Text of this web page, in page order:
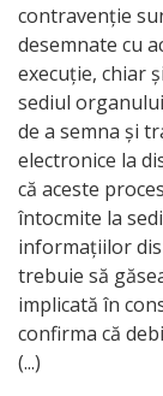
contravenție
desemnate cu
execuție, chiar
sediul
de a semna și
electronice la
că aceste
întocmite la
informațiilor
trebuie să
implicată în
confirma că
(...)